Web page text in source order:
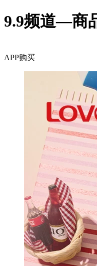
9.9频道—商
APP购买